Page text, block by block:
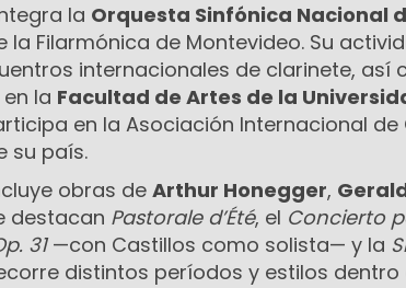
la Orquesta Sinfónica Nacional
la Filarmónica de Montevideo. Su
internacionales de clarinete, así
la Facultad de Artes de la
en la Asociación Internacional de
su país.
obras de Arthur Honegger,
destacan Pastorale d’Été, el Concierto
31—con Castillos como solista— y la
distintos períodos y estilos dentro